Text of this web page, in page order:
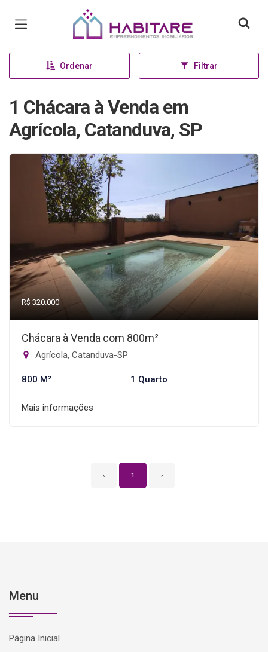
Página inicial
Ordenar Filtrar
1 Chácara à Venda em
Agrícola, Catanduva, SP
R$ 320.000
Chácara à Venda com 800m²
Agrícola, Catanduva-SP
800 M² 1 Quarto
Mais informações
‹ 1 ›
Menu
Página Inicial